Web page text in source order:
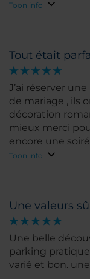
Toon info
Tout était
J’ai réserver une nuit pour fêter
de mariage , ils
décoration
mieux merci
encore une
nickel très
Toon info
Une valeurs
Une belle
parking
varié et bon.